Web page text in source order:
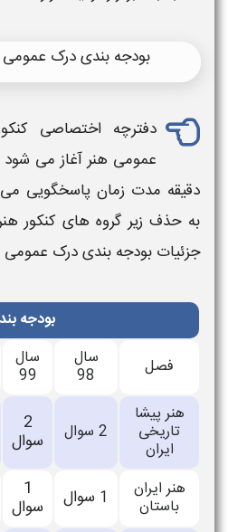
هنر در کنکور هنر
کنکور هنربا سوالاتدرک
شود که شامل 30
سوال و 25
می باشد. داوطلبان با توجه
هنربه سوالات پاسخ دهند.
هنر به شرح زیر می باشد:
بندی درک عمومی هنر کنکور هنر
سال
1400
سال
1401
سال
1402
1
سوال
1
سوال سوال
1
سوال
1
سوال سوال